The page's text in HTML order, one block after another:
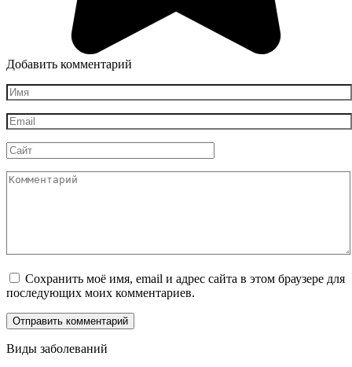
Добавить комментарий
Имя
*
Email
*
Сайт
Комментарий
Сохранить моё имя, email и адрес сайта в этом браузере для
последующих моих комментариев.
Виды заболеваний